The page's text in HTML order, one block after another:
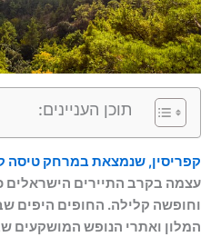
תוכן העניינים:
קפריסין, שנמצאת במרחק טיסה
עצמה בקרב התיירים הישראלים
וחופשה קלילה. החופים היפים
המלון ואתרי הנופש המושקעים